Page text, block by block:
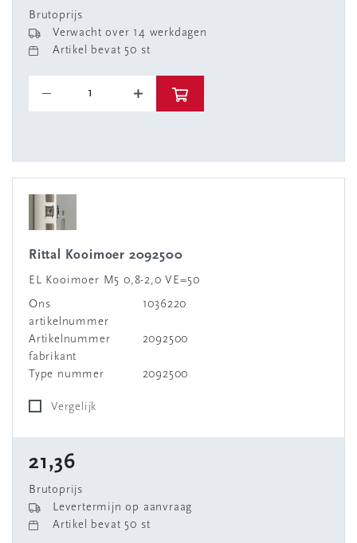
Brutoprijs
Verwacht over 14 werkdagen
Artikel bevat 50 st
Rittal Kooimoer 2092500
EL Kooimoer M5 0,8-2,0 VE=50
Ons
artikelnummer
1036220
Artikelnummer
fabrikant
2092500
Type nummer 2092500
Vergelijk
21,36
Brutoprijs
Levertermijn op aanvraag
Artikel bevat 50 st